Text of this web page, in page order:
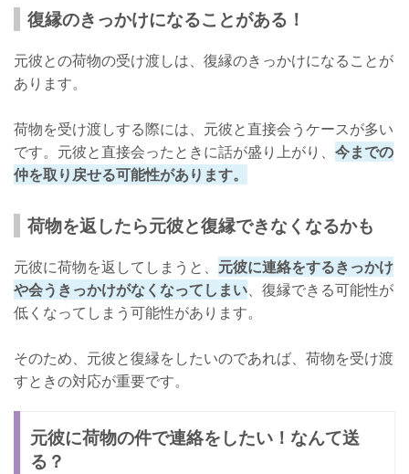
ポイント② 自然に接する
復縁に関わることなので慎重に！
復縁のきっかけになることがある！
元彼との荷物の受け渡しは、復縁のきっかけになることが
あります。
荷物を受け渡しする際には、元彼と直接会うケースが多い
です。元彼と直接会ったときに話が盛り上がり、 今までの
仲を取り戻せる可能性があります。
荷物を返したら元彼と復縁できなくなるかも
元彼に荷物を返してしまうと、 元彼に連絡をするきっかけ
や会うきっかけがなくなってしまい、復縁できる可能性が
低くなってしまう可能性があります。
そのため、元彼と復縁をしたいのであれば、荷物を受け渡
すときの対応が重要です。
元彼に荷物の件で連絡をしたい！なんて送
る？